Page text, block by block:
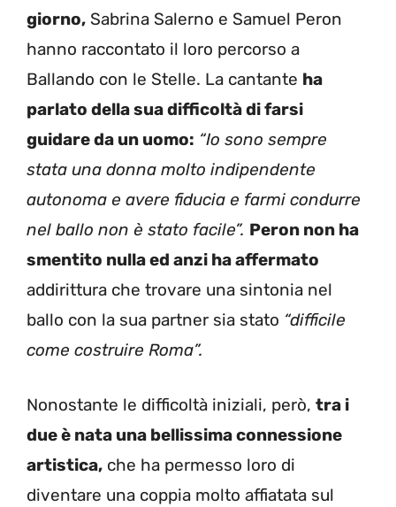
giorno, Sabrina Salerno e Samuel Peron
hanno raccontato il loro percorso a
Ballando con le Stelle. La cantante ha
parlato della sua difficoltà di farsi
guidare da un uomo: “Io sono sempre
stata una donna molto indipendente
autonoma e avere fiducia e farmi condurre
nel ballo non è stato facile”. Peron non ha
smentito nulla ed anzi ha affermato
addirittura che trovare una sintonia nel
ballo con la sua partner sia stato “difficile
come costruire Roma”.
Nonostante le difficoltà iniziali, però, tra i
due è nata una bellissima connessione
artistica, che ha permesso loro di
diventare una coppia molto affiatata sul